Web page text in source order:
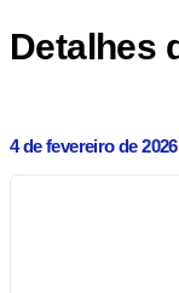
Detalhes
4 de fevereiro de 2026